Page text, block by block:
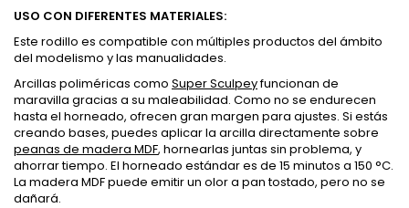
USO CON DIFERENTES MATERIALES:
Este rodillo es compatible con múltiples productos del ámbito
del modelismo y las manualidades.
Arcillas poliméricas como Super Sculpeyfuncionan de
maravilla gracias a su maleabilidad. Como no se endurecen
hasta el horneado, ofrecen gran margen para ajustes. Si estás
creando bases, puedes aplicar la arcilla directamente sobre
peanas de madera MDF, hornearlas juntas sin problema, y
ahorrar tiempo. El horneado estándar es de 15 minutos a 150 °C.
La madera MDF puede emitir un olor a pan tostado, pero no se
dañará.